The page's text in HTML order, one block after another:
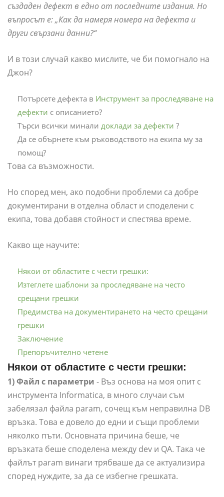
създаден дефект в едно от последните издания. Но
въпросът е: „Как да намеря номера на дефекта и
други свързани данни?“
И в този случай какво мислите, че би помогнало на
Джон?
Потърсете дефекта в Инструмент за проследяване на
дефекти с описанието?
Търси всички минали доклади за дефекти ?
Да се ​​обърнете към ръководството на екипа му за
помощ?
Това са възможности.
Но според мен, ако подобни проблеми са добре
документирани в отделна област и споделени с
екипа, това добавя стойност и спестява време.
Какво ще научите:
Някои от областите с чести грешки:
Изтеглете шаблони за проследяване на често
срещани грешки
Предимства на документирането на често срещани
грешки
Заключение
Препоръчително четене
Някои от областите с чести грешки:
1) Файл с параметри - Въз основа на моя опит с
инструмента Informatica, в много случаи съм
забелязал файла param, сочещ към неправилна DB
връзка. Това е довело до едни и същи проблеми
няколко пъти. Основната причина беше, че
връзката беше споделена между dev и QA. Така че
файлът param винаги трябваше да се актуализира
според нуждите, за да се избегне грешката.